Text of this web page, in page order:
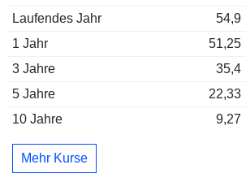
Laufendes Jahr
54,9
1 Jahr
51,25
3 Jahre
35,4
5 Jahre
22,33
10 Jahre
9,27
Mehr Kurse